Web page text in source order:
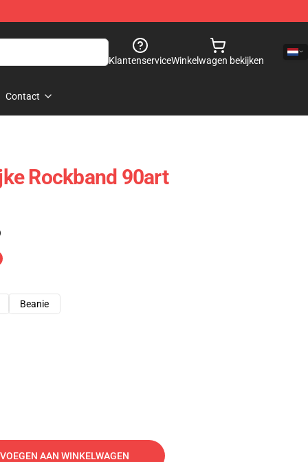
KlantenserviceWinkelwagen bekijken
Contact
Rockband 90art
Beanie
AAN WINKELWAGEN